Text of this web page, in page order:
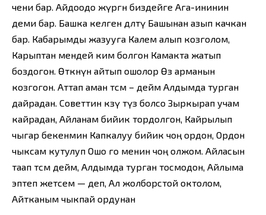
чени бар. Айдоодо жүргөн биздейге Ага-ининин
деми бар. Башка келген дөөлөтү Башынан азып качкан
бар. Кабарымды жазууга Калем алып козголом,
Карыптан мендей ким болгон Камакта жатып
боздогон. Өткөнүн айтып ошолор Өз арманын
козгогон. Аттап аман өтсөм – дейм Алдымда турган
дайрадан. Советтин көзү түз болсо Зыркырап учам
кайрадан, Айланам бийик тордолгон, Кайрылып
чыгар бекенмин Капкалуу бийик чоң ордон, Ордон
чыксам кутулуп Ошо го менин чоң олжом. Айласын
таап өтсөм дейм, Алдымда турган тосмодон, Айлыма
эптеп жетсем — деп, Ал жолборстой октолом,
Айтканым чыкпай ордунан